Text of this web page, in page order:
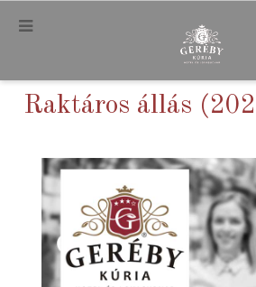
.
Raktáros állás